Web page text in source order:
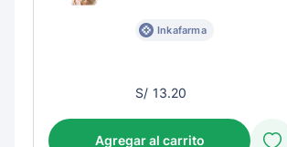
Inkafarma
S/
S/ 13.20
Agregar al carrito